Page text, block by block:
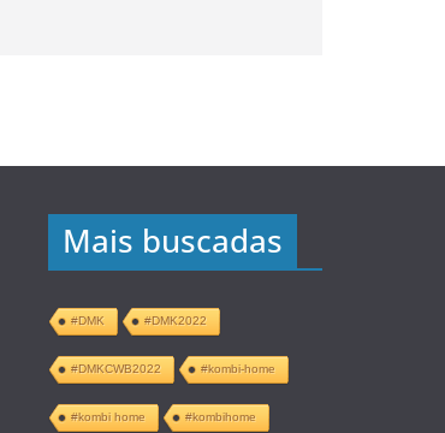
Mais buscadas
#DMK #DMK2022
#DMKCWB2022 #kombi-home
#kombi home #kombihome